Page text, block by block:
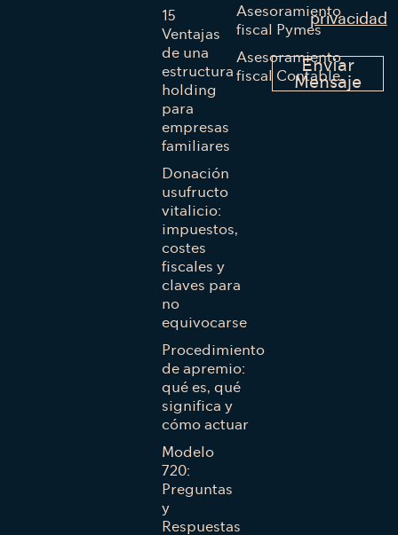
15
Ventajas
de una
estructura
holding
para
empresas
familiares
Donación
usufructo
vitalicio:
impuestos,
costes
fiscales y
claves para
no
equivocarse
Procedimiento
de apremio:
qué es, qué
significa y
cómo actuar
Modelo
720:
Preguntas
y
Respuestas
Asesoramiento
fiscal Pymes
Asesoramiento
fiscal Contable
privacidad
Enviar
Mensaje